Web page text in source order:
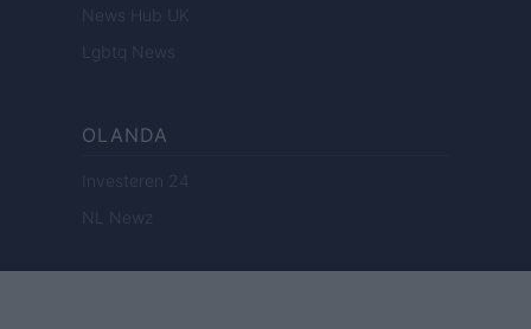
News Hub UK
Lgbtq News
OLANDA
Investeren 24
NL Newz